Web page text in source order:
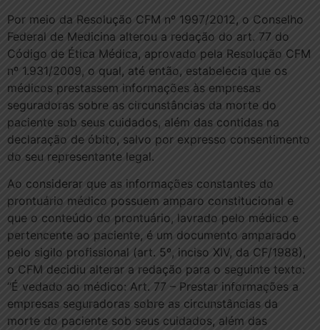
Por meio da Resolução CFM nº 1997/2012, o Conselho
Federal de Medicina alterou a redação do art. 77 do
Código de Ética Médica, aprovado pela Resolução CFM
nº 1.931/2009, o qual, até então, estabelecia que os
médicos prestassem informações às empresas
seguradoras sobre as circunstâncias da morte do
paciente sob seus cuidados, além das contidas na
declaração de óbito, salvo por expresso consentimento
do seu representante legal.
Ao considerar que as informações constantes do
prontuário médico possuem amparo constitucional e
que o conteúdo do prontuário, lavrado pelo médico e
pertencente ao paciente, é um documento amparado
pelo sigilo profissional (art. 5º, inciso XIV, da CF/1988),
o CFM decidiu alterar a redação para o seguinte texto:
“É vedado ao médico: Art. 77 – Prestar informações a
empresas seguradoras sobre as circunstâncias da
morte do paciente sob seus cuidados, além das